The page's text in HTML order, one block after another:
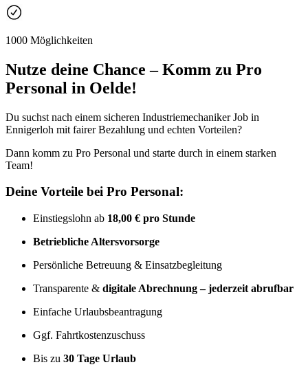
1000 Möglichkeiten
Nutze deine Chance – Komm zu Pro
Personal in Oelde!
Du suchst nach einem sicheren Industriemechaniker Job in
Ennigerloh mit fairer Bezahlung und echten Vorteilen?
Dann komm zu Pro Personal und starte durch in einem starken
Team!
Deine Vorteile bei Pro Personal:
Einstiegslohn ab 18,00 € pro Stunde
Betriebliche Altersvorsorge
Persönliche Betreuung & Einsatzbegleitung
Transparente & digitale Abrechnung – jederzeit abrufbar
Einfache Urlaubsbeantragung
Ggf. Fahrtkostenzuschuss
Bis zu 30 Tage Urlaub